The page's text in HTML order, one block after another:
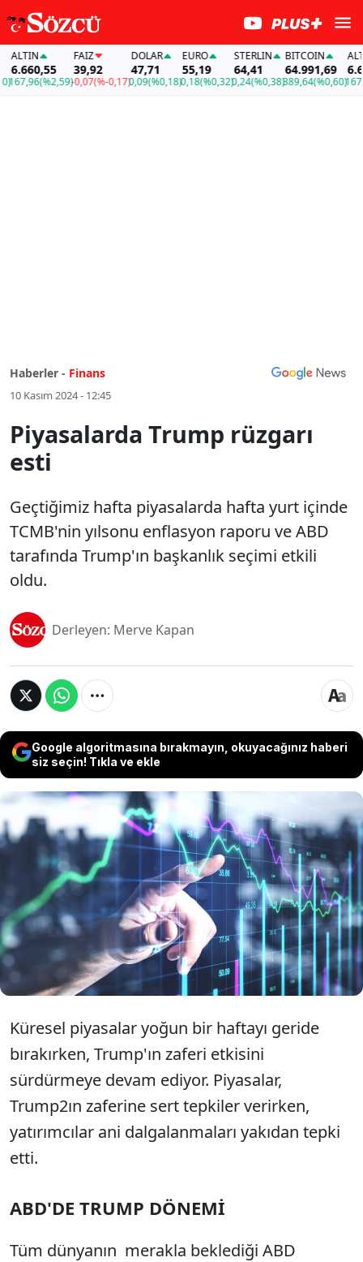
(%2,59)
FAİZ
39,92
-0,07(%-0,17)
DOLAR
47,71
0,09(%0,18)
EURO
55,19
0,18(%0,32)
STERLIN
64,41
0,24(%0,38)
BITCOIN
64.991,69
389,64(%0,60)
ALTIN
167,96
Haberler - Finans
10 Kasım 2024 - 12:45
Piyasalarda Trump rüzgarı
esti
Geçtiğimiz hafta piyasalarda hafta yurt içinde
TCMB'nin yılsonu enflasyon raporu ve ABD
tarafında Trump'ın başkanlık seçimi etkili
oldu.
Derleyen: Merve Kapan
Google algoritmasına bırakmayın, okuyacağınız haberi
siz seçin! Tıkla ve ekle
Geçtiğimiz hafta piyasalarda hafta yurt
içinde TCMB'nin yılsonu enflasyon
raporu ve ABD tarafında Trump'ın
başkanlık seçimi etkili oldu.
Küresel piyasalar yoğun bir haftayı geride
bırakırken, Trump'ın zaferi etkisini
sürdürmeye devam ediyor. Piyasalar,
Trump2ın zaferine sert tepkiler verirken,
yatırımcılar ani dalgalanmaları yakıdan tepki
etti.
ABD'DE TRUMP DÖNEMİ
Tüm dünyanın merakla beklediği ABD